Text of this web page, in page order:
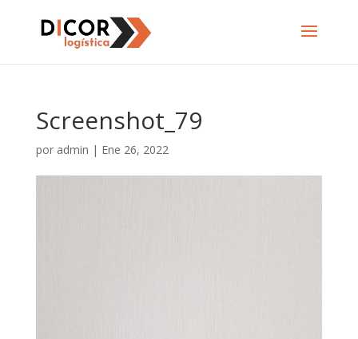
Screenshot_79
por admin | Ene 26, 2022